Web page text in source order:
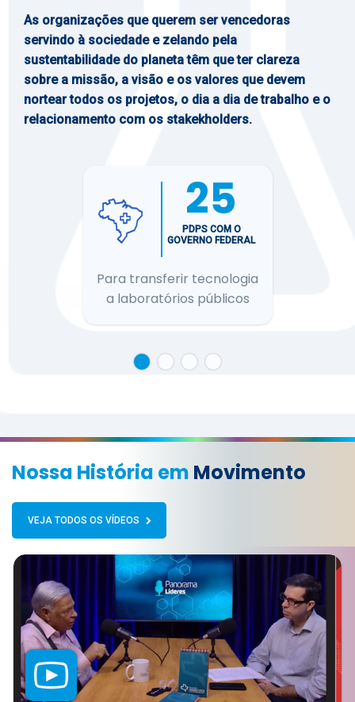
As organizações que querem ser vencedoras
servindo à sociedade e zelando pela
sustentabilidade do planeta têm que ter clareza
sobre a missão, a visão e os valores que devem
nortear todos os projetos, o dia a dia de trabalho e o
relacionamento com os stakekholders.
25
PDPS COM O
GOVERNO FEDERAL
Para transferir tecnologia
a laboratórios públicos
Nossa História em Movimento
VEJA TODOS OS VÍDEOS